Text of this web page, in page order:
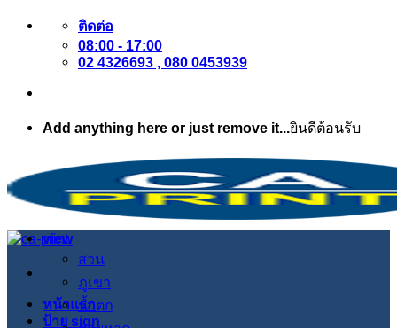
ข้าม
เนื้อหา
ติดต่อ
08:00 - 17:00
02 4326693 , 080 0453939
Add anything here or just remove it...ยินดีต้อนรับ
หน้าแรก
ป้าย sign
view
สวน
ภูเขา
น้ำตก